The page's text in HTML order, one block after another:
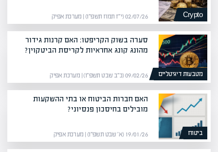
Crypto 02/07/26 (י״ז תמוז תשפ״ו) | מערכת אפיק
מטבעות דיגיטליים
סערה בשוק הקריפטו: האם קרנות גידור
מהונג קונג אחראיות לקריסת הביטקוין?
09/02/26 (כ״ב שבט תשפ״ו) | מערכת אפיק
ביטוח
האם חברות הביטוח או בתי ההשקעות
מובילים בחיסכון פנסיוני?
19/01/26 (א׳ שבט תשפ״ו) | מערכת אפיק